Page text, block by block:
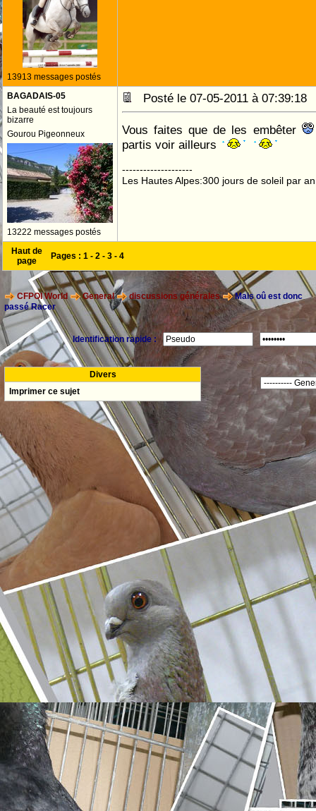
13913 messages postés
BAGADAIS-05
La beauté est toujours
bizarre
Gourou Pigeonneux
13222 messages postés
Posté le 07-05-2011 à
Vous faites que de les embêter
partis voir ailleurs
--------------------
Les Hautes Alpes:300 jours de soleil par an
Haut de
page
Pages : 1 - 2 - 3 - 4
CFPOI World General discussions générales
Mais oû est donc
passé Racer
Identification rapide :
Divers
Imprimer ce sujet